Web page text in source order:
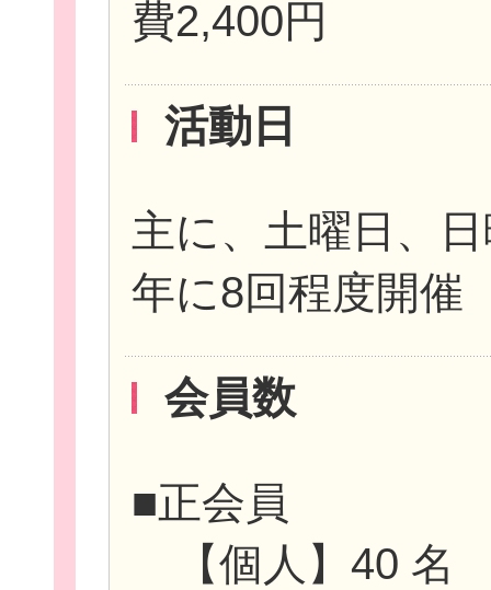
費2,400円
活動日
主に、土曜日、
年に8回程度開催
会員数
■正会員
【個人】40 名